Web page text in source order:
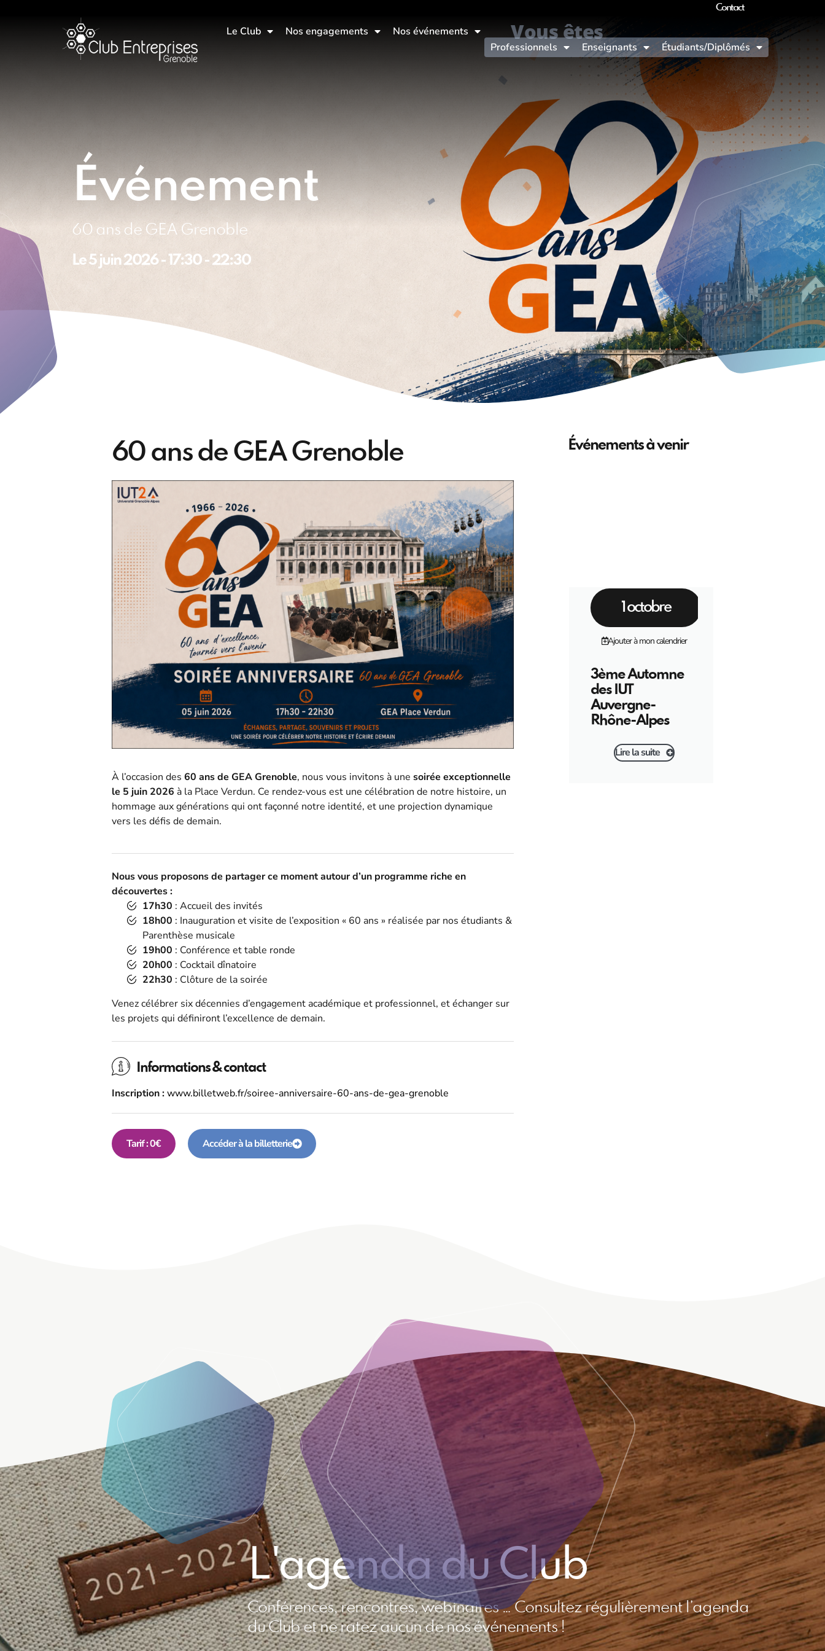
Contact
Vous êtes
Le Club Nos engagements
Nos événements
Professionnels
Enseignants Étudiants/Diplômés
Événement
60 ans de GEA Grenoble
Le5 juin 2026- 17:30- 22:30
60 ans de GEA Grenoble
À l’occasion des 60 ans de GEA Grenoble, nous vous invitons à une soirée exceptionnelle
le 5 juin 2026 à la Place Verdun. Ce rendez-vous est une célébration de notre histoire, un
hommage aux générations qui ont façonné notre identité, et une projection dynamique
vers les défis de demain.
Nous vous proposons de partager ce moment autour d’un programme riche en
découvertes :
17h30 : Accueil des invités
18h00 : Inauguration et visite de l’exposition « 60 ans » réalisée par nos étudiants &
Parenthèse musicale
19h00 : Conférence et table ronde
20h00 : Cocktail dînatoire
22h30 : Clôture de la soirée
Venez célébrer six décennies d’engagement académique et professionnel, et échanger sur
les projets qui définiront l’excellence de demain.
Informations & contact
Inscription :www.billetweb.fr/soiree-anniversaire-60-ans-de-gea-grenoble
Tarif : 0€ Accéder à la billetterie
Événements à venir
1 octobre
Ajouter à mon calendrier
3ème Automne
des IUT
Auvergne-
Rhône-Alpes
Lire la suite
L'agenda du Club
Conférences, rencontres, webinaires … Consultez régulièrement l’agenda
du Club et ne ratez aucun de nos événements !